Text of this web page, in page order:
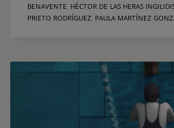
BENAVENTE HÉCTOR DE LAS HERAS
PRIETO RODRÍGUEZ PAULA MARTÍNEZ